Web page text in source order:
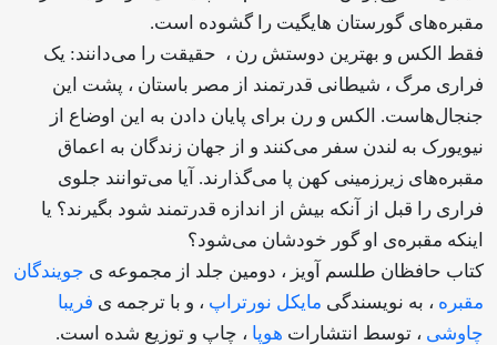
مقبره‌های گورستان هایگیت را گشوده است.
فقط الکس و بهترین دوستش رن ، حقیقت را می‌دانند: یک
فراری مرگ ، شیطانی قدرتمند از مصر باستان ، پشت این
جنجال‌هاست. الکس و رن برای پایان ‌دادن به این اوضاع از
نیویورک به لندن سفر می‌کنند و از جهان زندگان به اعماق
مقبره‌های زیرزمینی کهن پا می‌گذارند. آیا می‌توانند جلوی
فراری را قبل از آنکه بیش از اندازه قدرتمند شود بگیرند؟ یا
اینکه مقبره‌ی او ‌گور خودشان می‌شود؟
کتاب حافظان طلسم آویز ، دومین جلد از مجموعه ی جویندگان
مقبره ، به نویسندگی مایکل نورتراپ ، و با ترجمه ی فریبا
چاوشی ، توسط انتشارات هوپا ، چاپ و توزیع شده است.